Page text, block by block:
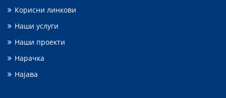
Корисни линкови
Наши услуги
Наши проекти
Нарачка
Најава